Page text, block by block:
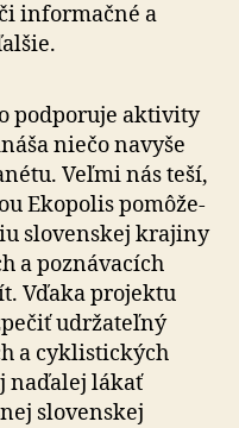
infor­mačné a
podporuje aktivity
niečo navyše
Veľmi nás teší,
Ekopolis po­mô­že­
slovenskej krajiny
a pozná­va­cích
Vďaka projektu
udrža­teľný
a cyklistických
naďalej lákať
slovenskej